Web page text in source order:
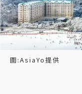
圖:AsiaYo提供